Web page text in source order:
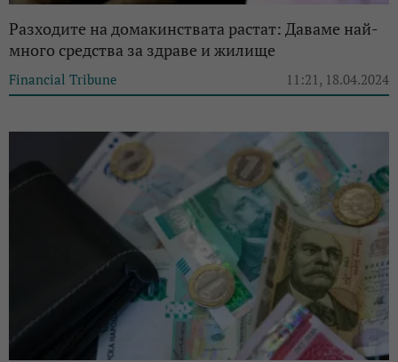
Разходите на домакинствата растат: Даваме най-
много средства за здраве и жилище
Financial Tribune 11:21, 18.04.2024